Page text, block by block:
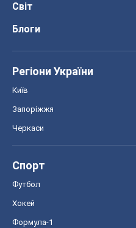
Світ
Блоги
Регіони України
Київ
Запоріжжя
Черкаси
Спорт
Футбол
Хокей
Формула-1